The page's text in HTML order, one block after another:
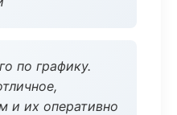
по графику.
и их оперативно